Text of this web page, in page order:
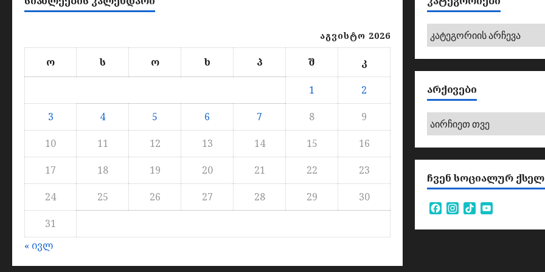
აგვისტო 2026
ო ს ო ხ პ შ კ
1
2
3
4 5 6 7 8
9
10
11 12 13 14 15
16
17
18 19 20 21 22
23
24
25 26 27 28 29
30
31
« ივლ
კატეგორიები
ᲐᲠᲥᲘᲕᲔᲑᲘ
არქივები
ᲩᲕᲔᲜ ᲡᲝᲪᲘᲐᲚᲣᲠ
Facebook
Instagram
TikTok